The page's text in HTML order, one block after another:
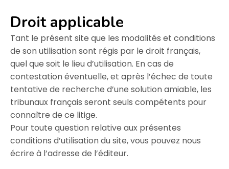
Droit applicable
Tant le présent site que les modalités et conditions
de son utilisation sont régis par le droit français,
quel que soit le lieu d’utilisation. En cas de
contestation éventuelle, et après l’échec de toute
tentative de recherche d’une solution amiable, les
tribunaux français seront seuls compétents pour
connaître de ce litige.
Pour toute question relative aux présentes
conditions d’utilisation du site, vous pouvez nous
écrire à l’adresse de l’éditeur.